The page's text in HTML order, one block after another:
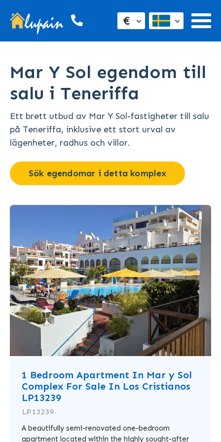
€
Mar Y Sol egendom till
salu i Teneriffa
Ett brett utbud av Mar Y Sol-fastigheter till salu
på Teneriffa, inklusive ett stort urval av
lägenheter, radhus och villor.
Sök egendomar i detta komplex
1 Bedroom Apartment In Mar y Sol
Complex For Sale In Los Cristianos
LP13239
LP13239
A beautifully semi-renovated one-bedroom
apartment located within the highly sought-after